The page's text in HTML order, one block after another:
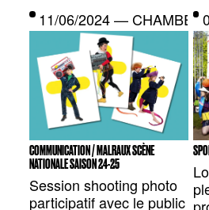
11/06/2024 —
COMMUNICATION / MALRAUX SCÈNE
NATIONALE SAISON 24-25
Session shooting photo
participatif avec le public